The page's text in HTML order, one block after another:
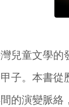
兒童文學
子。本書從
的演變脈絡